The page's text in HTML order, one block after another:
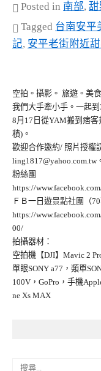
Posted in 南部, 甜
Tagged 台南安平
記, 安平老街附近
空拍。攝影。 旅遊。美
我們大手牽小手。一起
8月17日從YAM搬到痞
積)。
歡迎合作邀約/ 照片授權
ling1817@yahoo.com.tw
粉絲團
https://
ＦＢ一日遊景點社團（70
https://
00/
拍攝器材：
空拍機【DJI】Mavic 2
單眼SONY a77，類單
100V，GoPro，手機
ne Xs MAX